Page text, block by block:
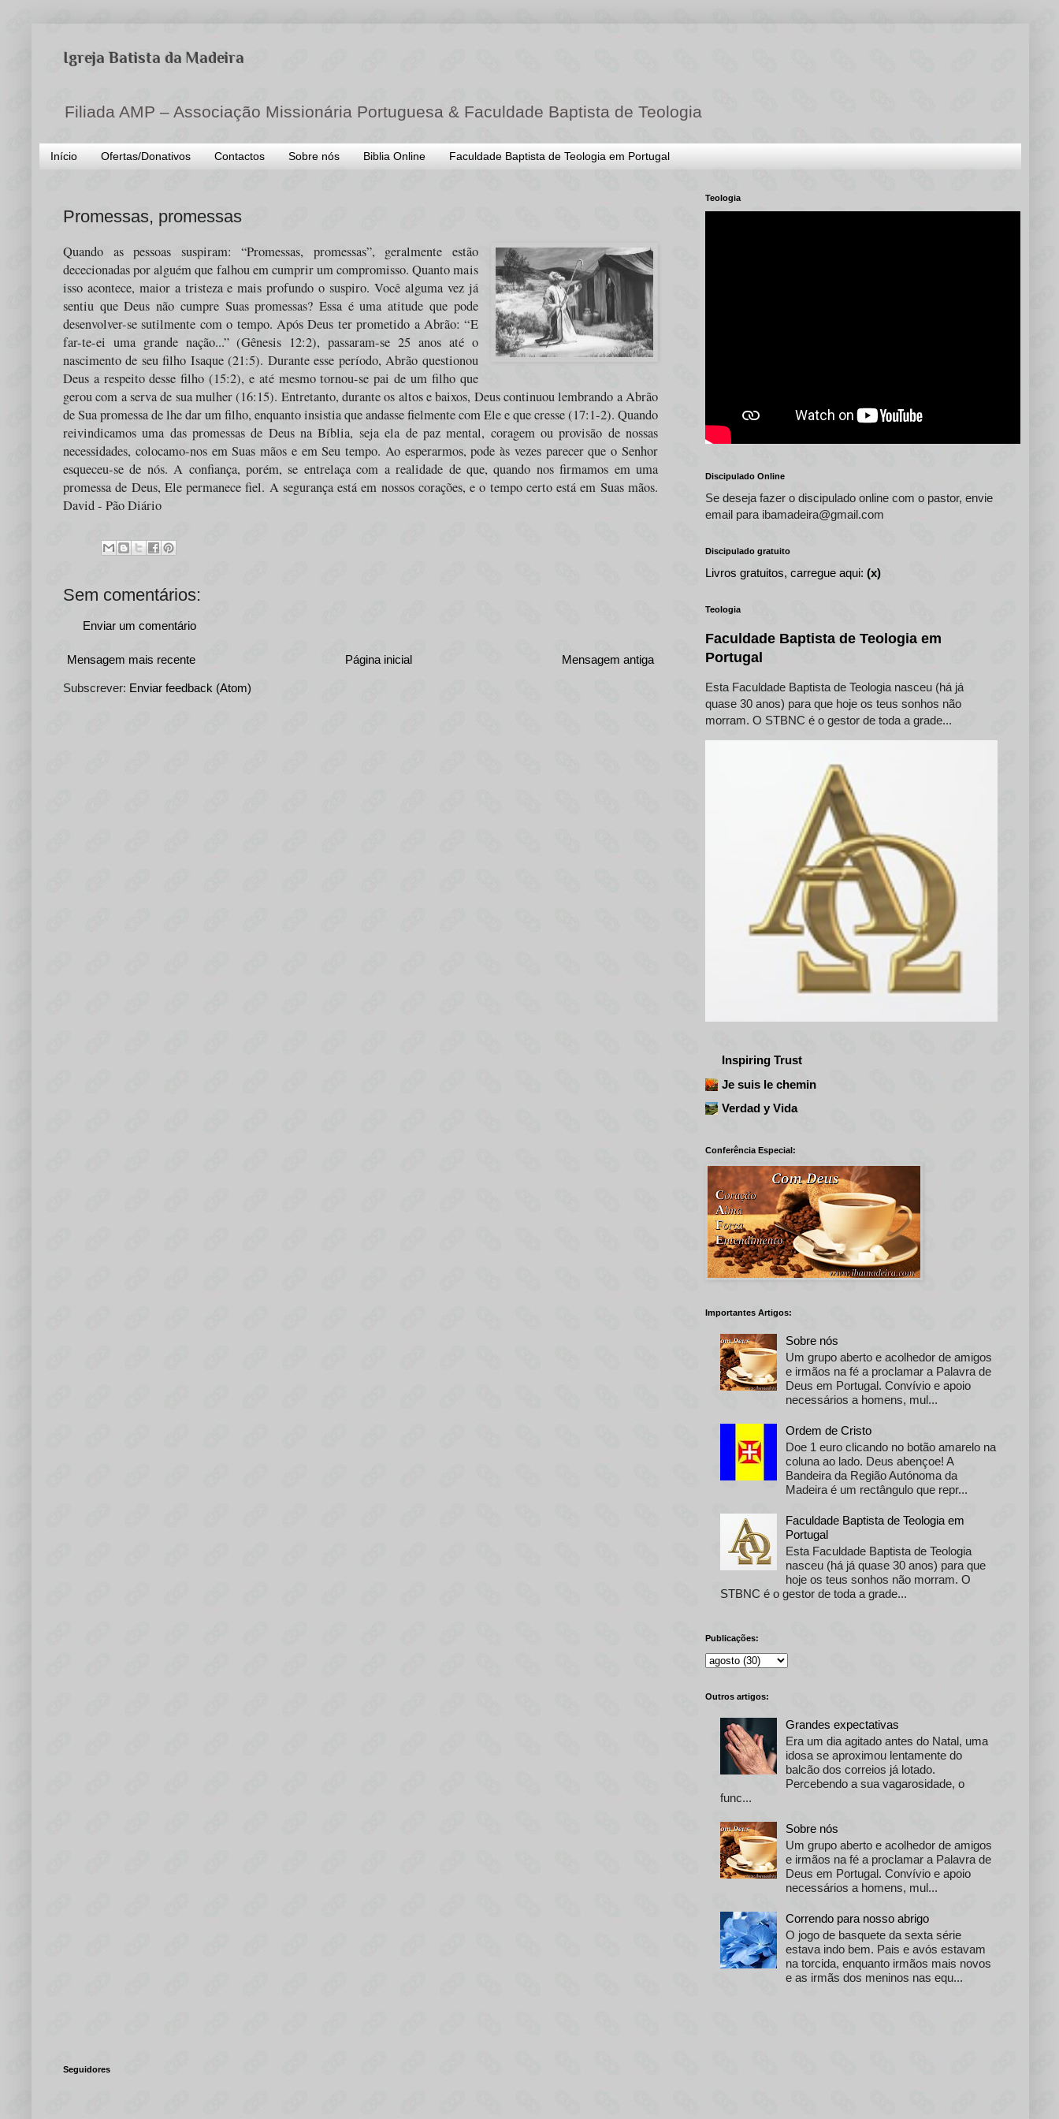
Igreja Batista da Madeira
Filiada AMP – Associação Missionária Portuguesa & Faculdade Baptista de Teologia
Início Ofertas/Donativos Contactos Sobre nós Biblia Online Faculdade Baptista de Teologia em Portugal
Promessas, promessas
Quando as pessoas suspiram: “Promessas, promessas”, geralmente estão
dececionadas por alguém que falhou em cumprir um compromisso. Quanto mais
isso acontece, maior a tristeza e mais profundo o suspiro. Você alguma vez já
sentiu que Deus não cumpre Suas promessas? Essa é uma atitude que pode
desenvolver-se sutilmente com o tempo. Após Deus ter prometido a Abrão: “E
far-te-ei uma grande nação...” (Gênesis 12:2), passaram-se 25 anos até o
nascimento de seu filho Isaque (21:5). Durante esse período, Abrão questionou
Deus a respeito desse filho (15:2), e até mesmo tornou-se pai de um filho que
gerou com a serva de sua mulher (16:15). Entretanto, durante os altos e baixos, Deus continuou lembrando a Abrão
de Sua promessa de lhe dar um filho, enquanto insistia que andasse fielmente com Ele e que cresse (17:1-2). Quando
reivindicamos uma das promessas de Deus na Bíblia, seja ela de paz mental, coragem ou provisão de nossas
necessidades, colocamo-nos em Suas mãos e em Seu tempo. Ao esperarmos, pode às vezes parecer que o Senhor
esqueceu-se de nós. A confiança, porém, se entrelaça com a realidade de que, quando nos firmamos em uma
promessa de Deus, Ele permanece fiel. A segurança está em nossos corações, e o tempo certo está em Suas mãos.
David - Pão Diário
Sem comentários:
Enviar um comentário
Mensagem mais recente Mensagem antiga
Página inicial
Subscrever: Enviar feedback (Atom)
Teologia
Discipulado Online
Se deseja fazer o discipulado online com o pastor, envie
email para ibamadeira@gmail.com
Discipulado gratuito
Livros gratuitos, carregue aqui: (x)
Teologia
Faculdade Baptista de Teologia em
Portugal
Esta Faculdade Baptista de Teologia nasceu (há já
quase 30 anos) para que hoje os teus sonhos não
morram. O STBNC é o gestor de toda a grade...
Inspiring Trust
Je suis le chemin
Verdad y Vida
Conferência Especial:
Importantes Artigos:
Sobre nós
Um grupo aberto e acolhedor de amigos
e irmãos na fé a proclamar a Palavra de
Deus em Portugal. Convívio e apoio
necessários a homens, mul...
Ordem de Cristo
Doe 1 euro clicando no botão amarelo na
coluna ao lado. Deus abençoe! A
Bandeira da Região Autónoma da
Madeira é um rectângulo que repr...
Faculdade Baptista de Teologia em
Portugal
Esta Faculdade Baptista de Teologia
nasceu (há já quase 30 anos) para que
hoje os teus sonhos não morram. O
STBNC é o gestor de toda a grade...
Publicações:
Outros artigos:
Grandes expectativas
Era um dia agitado antes do Natal, uma
idosa se aproximou lentamente do
balcão dos correios já lotado.
Percebendo a sua vagarosidade, o
func...
Sobre nós
Um grupo aberto e acolhedor de amigos
e irmãos na fé a proclamar a Palavra de
Deus em Portugal. Convívio e apoio
necessários a homens, mul...
Correndo para nosso abrigo
O jogo de basquete da sexta série
estava indo bem. Pais e avós estavam
na torcida, enquanto irmãos mais novos
e as irmãs dos meninos nas equ...
Seguidores